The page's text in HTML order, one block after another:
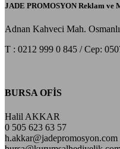
JADE PROMOSYON Reklam ve
Adnan Kahveci Mah.
T : 0212 999 0 845 / Cep:
BURSA OFİS
Halil AKKAR
0 505 623 63 57
h.akkar@jadepromosyon.com